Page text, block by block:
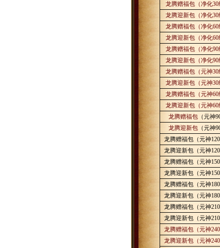
龙腾赠福包（净化30
龙腾迎新包（净化30
龙腾赠福包（净化60
龙腾迎新包（净化60
龙腾赠福包（净化90
龙腾迎新包（净化90
龙腾赠福包（元神30
龙腾迎新包（元神30
龙腾赠福包（元神60
龙腾迎新包（元神60
龙腾赠福包（元神
龙腾迎新包（元神
龙腾赠福包（元神120
龙腾迎新包（元神120
龙腾赠福包（元神150
龙腾迎新包（元神150
龙腾赠福包（元神180
龙腾迎新包（元神180
龙腾赠福包（元神210
龙腾迎新包（元神210
龙腾赠福包（元神240
龙腾迎新包（元神240